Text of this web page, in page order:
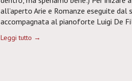
all’aperto Arie e Romanze eseguite dal
accompagnata al pianoforte Luigi De
Leggi tutto →